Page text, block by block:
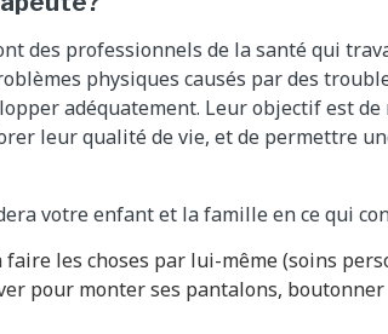
des professionnels de la santé qui
physiques causés par des
adéquatement. Leur objectif est de
leur qualité de vie, et de permettre
votre enfant et la famille en ce qui
les choses par lui-même (soins
pour monter ses pantalons,